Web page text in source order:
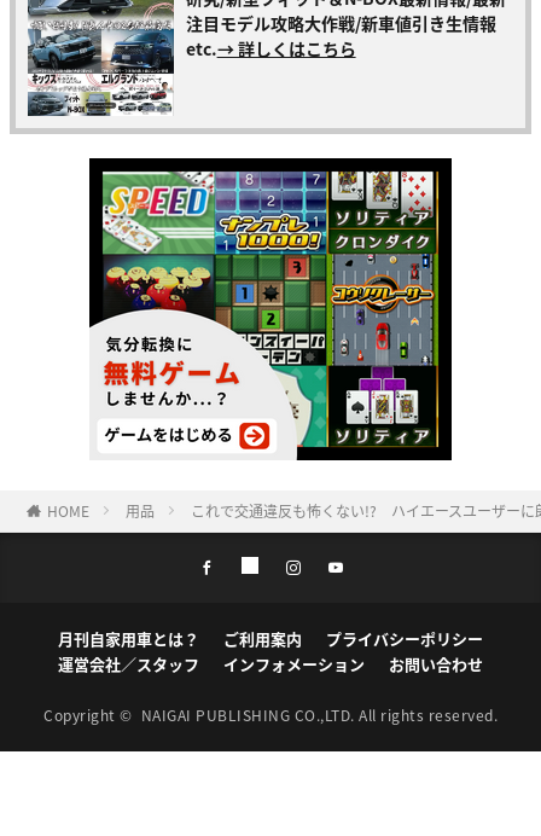
注目モデル攻略大作戦/新車値引き生情報
etc.→ 詳しくはこちら
HOME 用品 これで交通違反も怖くない!? ハイエースユーザー
月刊自家用車とは？ ご利用案内
プライバシーポリシー
運営会社／スタッフ
インフォメーション お問い合わせ
Copyright © NAIGAI PUBLISHING CO.,LTD. All rights reserved.